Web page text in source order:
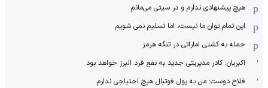
هیچ پیشنهادی ندارم و در سیتی می‌مانم
این تمام توان ما نیست، اما تسلیم نمی شویم
حمله به کشتی اماراتی در تنگه هرمز
اکبریان: کادر مدیریتی جدید به نفع فرد البرز خواهد بود
فلاح دوست: من به پول فوتبال هیچ احتیاجی ندارم